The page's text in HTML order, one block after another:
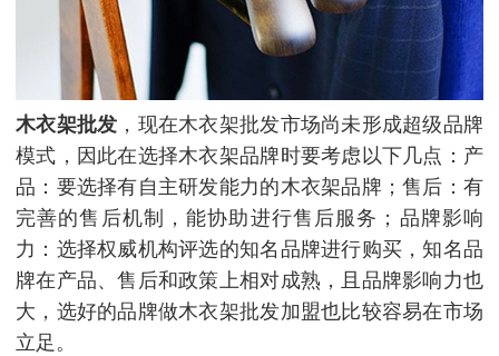
木衣架批发 ，现在木衣架批发市场尚未形成超级品牌
模式，因此在选择木衣架品牌时要考虑以下几点：产
品：要选择有自主研发能力的木衣架品牌；售后：有
完善的售后机制，能协助进行售后服务；品牌影响
力：选择权威机构评选的知名品牌进行购买，知名品
牌在产品、售后和政策上相对成熟，且品牌影响力也
大，选好的品牌做木衣架批发加盟也比较容易在市场
立足。